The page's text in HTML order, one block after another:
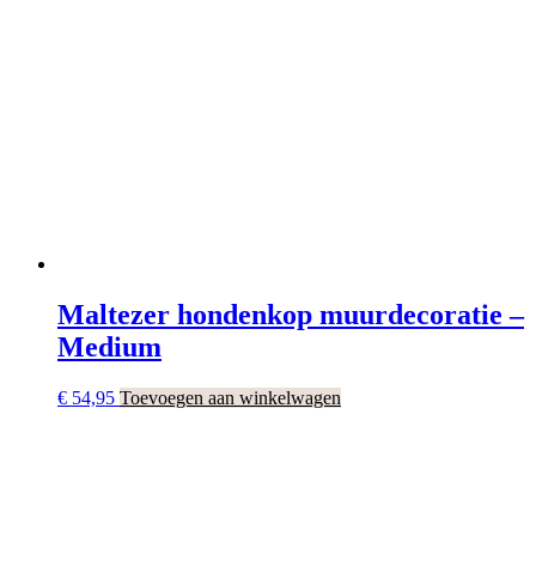
Maltezer hondenkop muurdecoratie –
Medium
€ 54,95 Toevoegen aan winkelwagen